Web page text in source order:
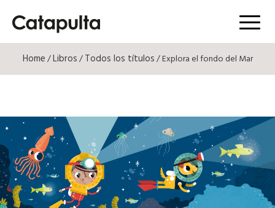
Menú
Home/Libros/Todos los títulos/ Explora el fondo del Mar